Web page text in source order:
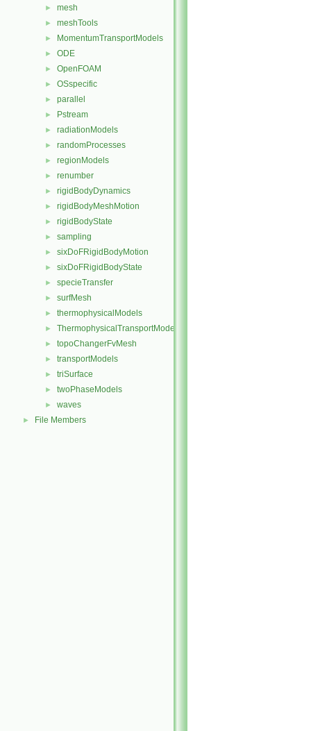
► mesh
► meshTools
► MomentumTransportModels
► ODE
► OpenFOAM
► OSspecific
► parallel
► Pstream
► radiationModels
► randomProcesses
► regionModels
► renumber
► rigidBodyDynamics
► rigidBodyMeshMotion
► rigidBodyState
► sampling
► sixDoFRigidBodyMotion
► sixDoFRigidBodyState
► specieTransfer
► surfMesh
► thermophysicalModels
► ThermophysicalTransportModels
► topoChangerFvMesh
► transportModels
► triSurface
► twoPhaseModels
► waves
► File Members